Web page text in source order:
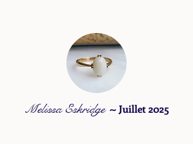
Melissa Eskridge~Juillet 2025